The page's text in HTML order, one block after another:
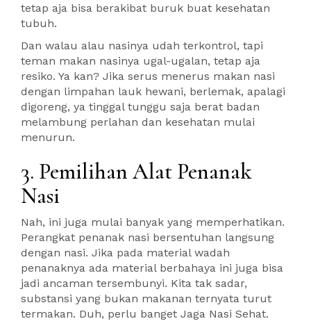
tetap aja bisa berakibat buruk buat kesehatan
tubuh.
Dan walau alau nasinya udah terkontrol, tapi
teman makan nasinya ugal-ugalan, tetap aja
resiko. Ya kan? Jika serus menerus makan nasi
dengan limpahan lauk hewani, berlemak, apalagi
digoreng, ya tinggal tunggu saja berat badan
melambung perlahan dan kesehatan mulai
menurun.
3. Pemilihan Alat Penanak
Nasi
Nah, ini juga mulai banyak yang memperhatikan.
Perangkat penanak nasi bersentuhan langsung
dengan nasi. Jika pada material wadah
penanaknya ada material berbahaya ini juga bisa
jadi ancaman tersembunyi. Kita tak sadar,
substansi yang bukan makanan ternyata turut
termakan. Duh, perlu banget Jaga Nasi Sehat.